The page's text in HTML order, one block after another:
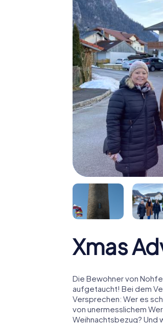
Xmas
Die Bewohner von
aufgetaucht! Bei dem
Versprechen: Wer es
von unermesslichem
Weihnachtsbezug? Und